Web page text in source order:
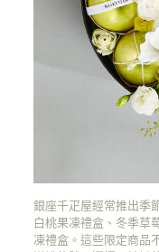
銀座千疋屋經常推出季
白桃果凍禮盒、冬季草
凍禮盒。這些限定商品